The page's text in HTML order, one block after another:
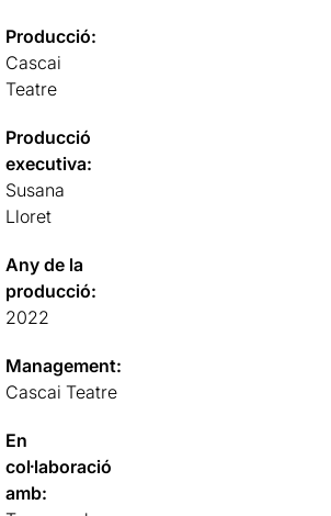
Producció:
Cascai
Teatre
Producció
executiva:
Susana
Lloret
Any de la
producció:
2022
Management:
Cascai Teatre
En
col·laboració
amb: